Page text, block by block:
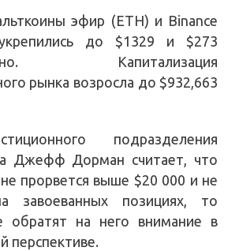
эфир (ETH) и Binance
до $1329 и $273
Капитализация
рынка возросла до $932,663
подразделения
Джефф Дорман считает, что
прорвется выше $20 000 и не
завоеванных позициях, то
обратят на него внимание в
перспективе.